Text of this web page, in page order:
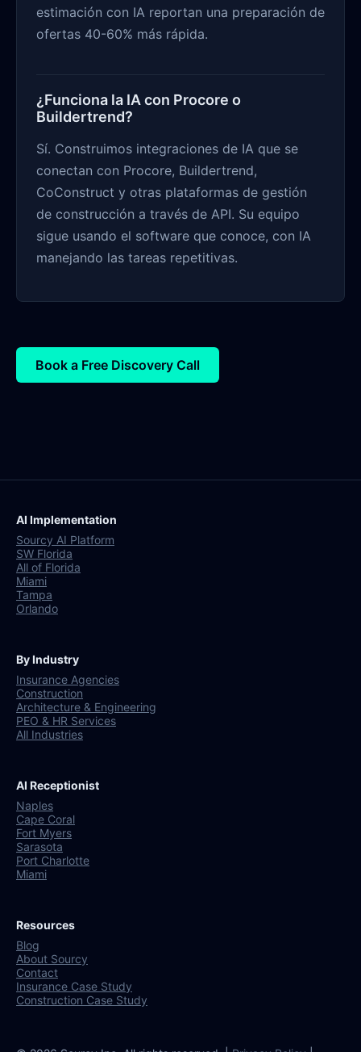
estimación con IA reportan una preparación de
ofertas 40-60% más rápida.
¿Funciona la IA con Procore o
Buildertrend?
Sí. Construimos integraciones de IA que se
conectan con Procore, Buildertrend,
CoConstruct y otras plataformas de gestión
de construcción a través de API. Su equipo
sigue usando el software que conoce, con IA
manejando las tareas repetitivas.
Book a Free Discovery Call
AI Implementation
Sourcy AI Platform
SW Florida
All of Florida
Miami
Tampa
Orlando
By Industry
Insurance Agencies
Construction
Architecture & Engineering
PEO & HR Services
All Industries
AI Receptionist
Naples
Cape Coral
Fort Myers
Sarasota
Port Charlotte
Miami
Resources
Blog
About Sourcy
Contact
Insurance Case Study
Construction Case Study